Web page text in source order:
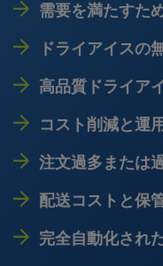
需要を満たすた
ドライアイスの
高品質ドライア
コスト削減と運
注文過多または
配送コストと保
完全自動化され